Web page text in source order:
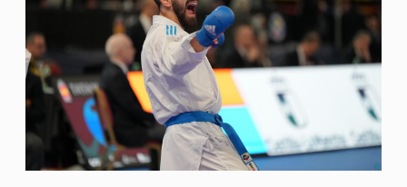
Attività Didattica
Albi Federali
Karate
La disciplina
News
Gare e Risultati
Attività Didattica
Albi Federali
Arti marziali